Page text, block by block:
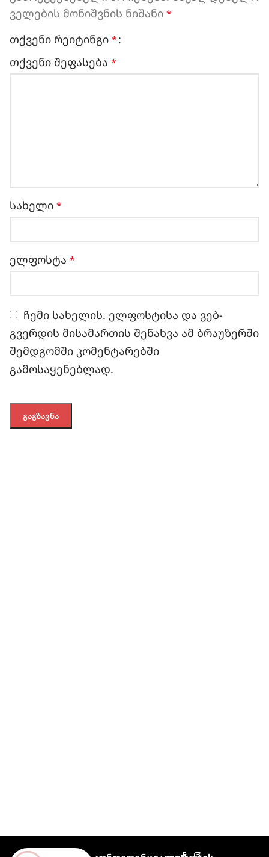
ველების მონიშვნის ნიშანი *
თქვენი რეიტინგი *
თქვენი შეფასება *
სახელი *
ელფოსტა *
ჩემი სახელის. ელფოსტისა და ვებ-
გვერდის მისამართის შენახვა ამ ბრაუზერში
შემდგომში კომენტარებში
გამოსაყენებლად.